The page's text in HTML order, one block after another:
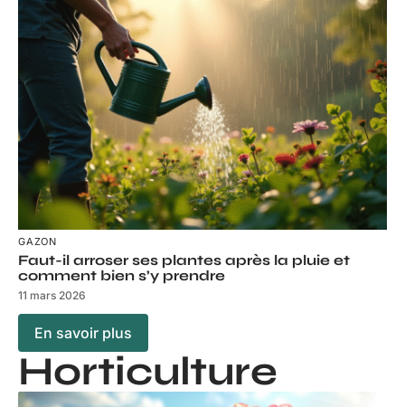
GAZON
Faut-il arroser ses plantes après la pluie et
comment bien s’y prendre
11 mars 2026
En savoir plus
Horticulture